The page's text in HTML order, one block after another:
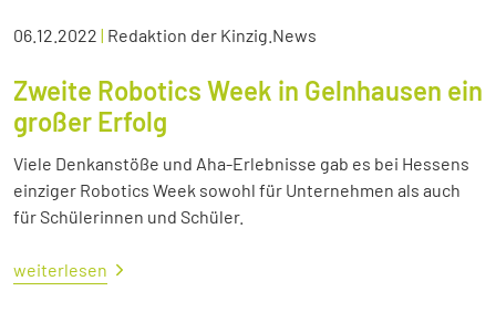
06.12.2022 | Redaktion der Kinzig.News
Zweite Robotics Week in Gelnhausen ein
großer Erfolg
Viele Denkanstöße und Aha-Erlebnisse gab es bei Hessens
einziger Robotics Week sowohl für Unternehmen als auch
für Schülerinnen und Schüler.
weiterlesen